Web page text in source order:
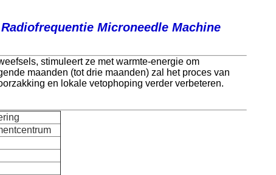
Microneedle Machine
stimuleert ze met warmte-energie om
maanden (tot drie maanden) zal het proces van
en lokale vetophoping verder verbeteren.